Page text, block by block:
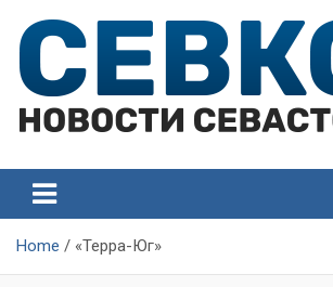
content
Севастополя
Севастополя
Home «Терра-Юг»